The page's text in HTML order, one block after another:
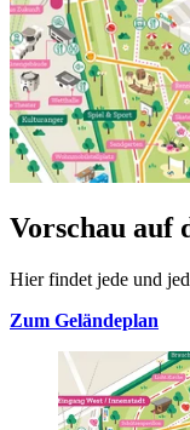
Vorschau auf
Hier findet jede und
Zum Geländeplan